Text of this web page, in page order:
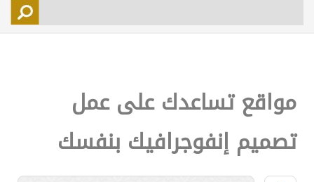
اتصل بنا
مواقع تساعدك على عمل
تصميم إنفوجرافيك بنفسك